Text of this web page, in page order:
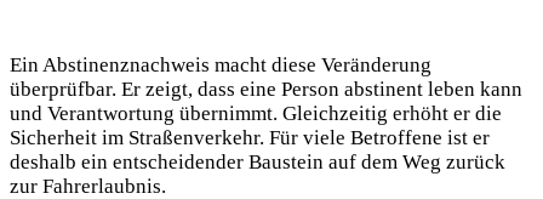
Ein Abstinenznachweis macht diese Veränderung
überprüfbar. Er zeigt, dass eine Person abstinent leben kann
und Verantwortung übernimmt. Gleichzeitig erhöht er die
Sicherheit im Straßenverkehr. Für viele Betroffene ist er
deshalb ein entscheidender Baustein auf dem Weg zurück
zur Fahrerlaubnis.